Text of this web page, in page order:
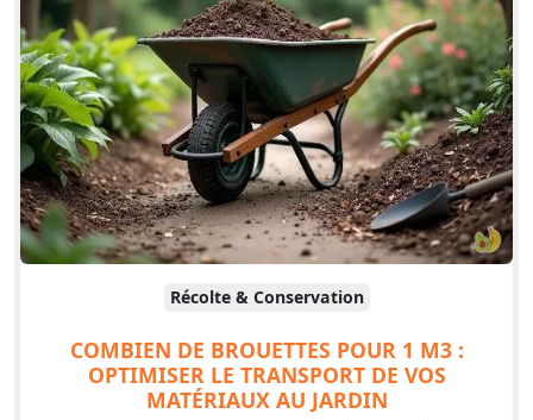
Récolte & Conservation
COMBIEN DE BROUETTES POUR 1 M3 :
OPTIMISER LE TRANSPORT DE VOS
MATÉRIAUX AU JARDIN